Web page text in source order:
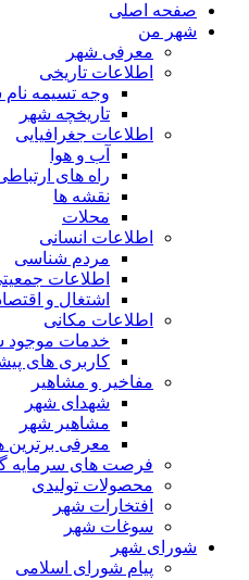
صفحه اصلی
شهر من
معرفی شهر
اطلاعات تاریخی
وجه تسیمه نام
تاریخچه شهر
اطلاعات جغرافیایی
آب و هوا
راه های
نقشه ها
محلات
اطلاعات انسانی
مردم شناسی
اطلاعات
اشتغال و
اطلاعات مکانی
خدمات موجود
کاربری های
مفاخیر و مشاهیر
شهدای شهر
مشاهیر شهر
معرفی برترین
فرصت های سرمایه
محصولات تولیدی
افتخارات شهر
سوغات شهر
شورای شهر
پیام شورای اسلامی